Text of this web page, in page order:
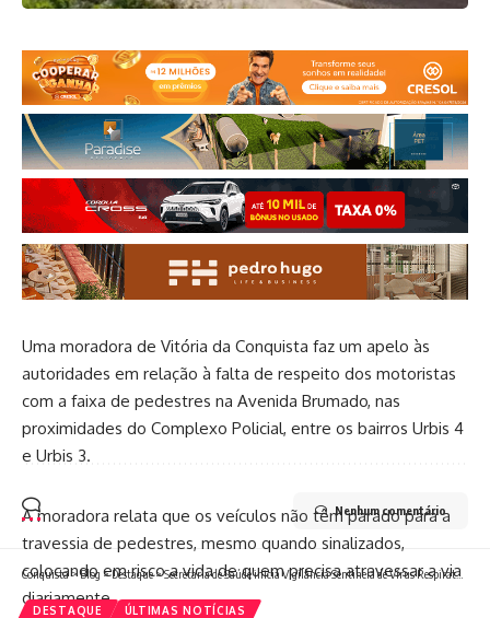
Uma moradora de Vitória da Conquista faz um apelo às
autoridades em relação à falta de respeito dos motoristas
com a faixa de pedestres na Avenida Brumado, nas
proximidades do Complexo Policial, entre os bairros Urbis 4
e Urbis 3.
A moradora relata que os veículos não têm parado para a
travessia de pedestres, mesmo quando sinalizados,
colocando em risco a vida de quem precisa atravessar a via
diariamente.
Nenhum comentário
Conquista>Blog >Destaque>Secretaria de Saúde inicia Vigilância Sentinela de Vírus Respiratórios a partir desta segunda-feira, 10
DESTAQUE ÚLTIMAS NOTÍCIAS